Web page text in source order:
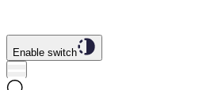
Enable switch